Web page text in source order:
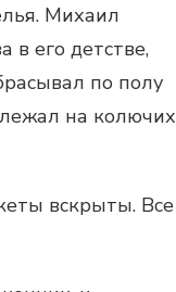
Михаил
в его детстве,
по полу
на колючих
вскрыты. Все